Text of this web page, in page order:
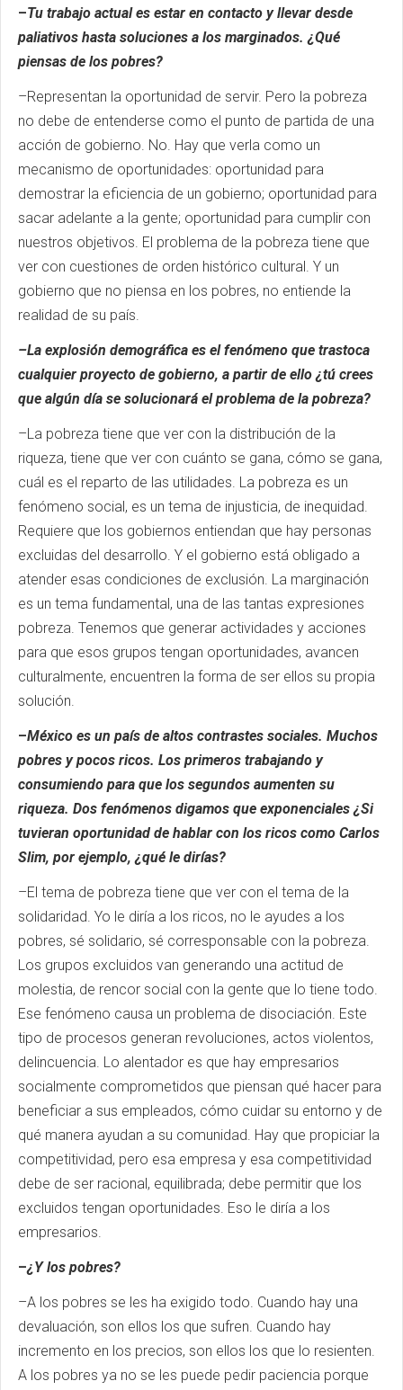
–Tu trabajo actual es estar en contacto y llevar desde
paliativos hasta soluciones a los marginados. ¿Qué
piensas de los pobres?
–Representan la oportunidad de servir. Pero la pobreza
no debe de entenderse como el punto de partida de una
acción de gobierno. No. Hay que verla como un
mecanismo de oportunidades: oportunidad para
demostrar la eficiencia de un gobierno; oportunidad para
sacar adelante a la gente; oportunidad para cumplir con
nuestros objetivos. El problema de la pobreza tiene que
ver con cuestiones de orden histórico cultural. Y un
gobierno que no piensa en los pobres, no entiende la
realidad de su país.
–La explosión demográfica es el fenómeno que trastoca
cualquier proyecto de gobierno, a partir de ello ¿tú crees
que algún día se solucionará el problema de la pobreza?
–La pobreza tiene que ver con la distribución de la
riqueza, tiene que ver con cuánto se gana, cómo se gana,
cuál es el reparto de las utilidades. La pobreza es un
fenómeno social, es un tema de injusticia, de inequidad.
Requiere que los gobiernos entiendan que hay personas
excluidas del desarrollo. Y el gobierno está obligado a
atender esas condiciones de exclusión. La marginación
es un tema fundamental, una de las tantas expresiones
pobreza. Tenemos que generar actividades y acciones
para que esos grupos tengan oportunidades, avancen
culturalmente, encuentren la forma de ser ellos su propia
solución.
–México es un país de altos contrastes sociales. Muchos
pobres y pocos ricos. Los primeros trabajando y
consumiendo para que los segundos aumenten su
riqueza. Dos fenómenos digamos que exponenciales ¿Si
tuvieran oportunidad de hablar con los ricos como Carlos
Slim, por ejemplo, ¿qué le dirías?
–El tema de pobreza tiene que ver con el tema de la
solidaridad. Yo le diría a los ricos, no le ayudes a los
pobres, sé solidario, sé corresponsable con la pobreza.
Los grupos excluidos van generando una actitud de
molestia, de rencor social con la gente que lo tiene todo.
Ese fenómeno causa un problema de disociación. Este
tipo de procesos generan revoluciones, actos violentos,
delincuencia. Lo alentador es que hay empresarios
socialmente comprometidos que piensan qué hacer para
beneficiar a sus empleados, cómo cuidar su entorno y de
qué manera ayudan a su comunidad. Hay que propiciar la
competitividad, pero esa empresa y esa competitividad
debe de ser racional, equilibrada; debe permitir que los
excluidos tengan oportunidades. Eso le diría a los
empresarios.
–¿Y los pobres?
–A los pobres se les ha exigido todo. Cuando hay una
devaluación, son ellos los que sufren. Cuando hay
incremento en los precios, son ellos los que lo resienten.
A los pobres ya no se les puede pedir paciencia porque